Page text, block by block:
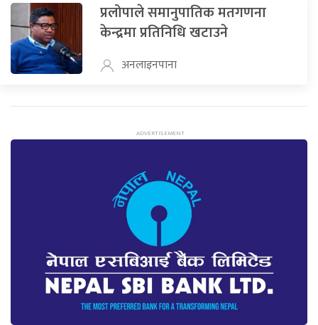
प्रलोपाले समानुपातिक मतगणना
केन्द्रमा प्रतिनिधि खटाउने
अनलाइनपाना